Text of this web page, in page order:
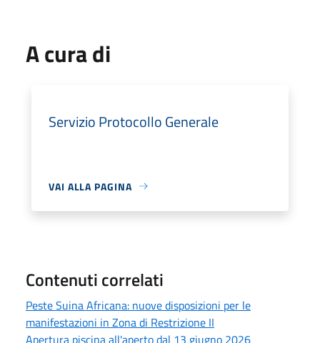
A cura di
Servizio Protocollo Generale
VAI ALLA PAGINA
Contenuti correlati
Peste Suina Africana: nuove disposizioni per le
manifestazioni in Zona di Restrizione II
Apertura piscina all'aperto dal 13 giugno 2026